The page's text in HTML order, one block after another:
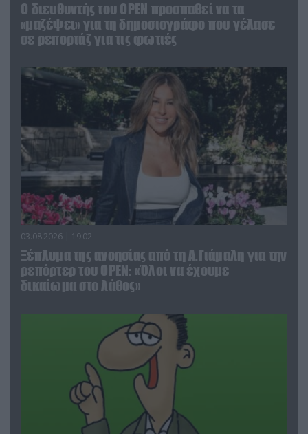
O διευθυντής του OPEN προσπαθεί να τα
«μαζέψει» για τη δημοσιογράφο που γέλασε
σε ρεπορτάζ για τις φωτιές
03.08.2026 | 19:02
Ξέπλυμα της ανοησίας από τη Α.Γιάμαλη για την
ρεπόρτερ του ΟΡΕΝ: «Όλοι να έχουμε
δικαίωμα στο λάθος»